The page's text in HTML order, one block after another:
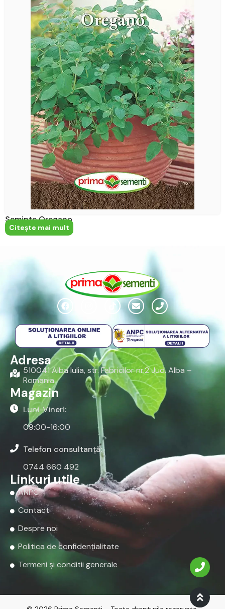
Seminte Oregano
Citeşte mai mult
Adresa
510041 Alba Iulia, str. Fabricilor nr.2 Jud. Alba –
Romania
Magazin
Luni-Vineri:
09:00-16:00
Telefon consultanță:
0744 660 492
Linkuri utile
ANPC
Contact
Despre noi
Politica de confidențialitate
Termeni și conditii generale